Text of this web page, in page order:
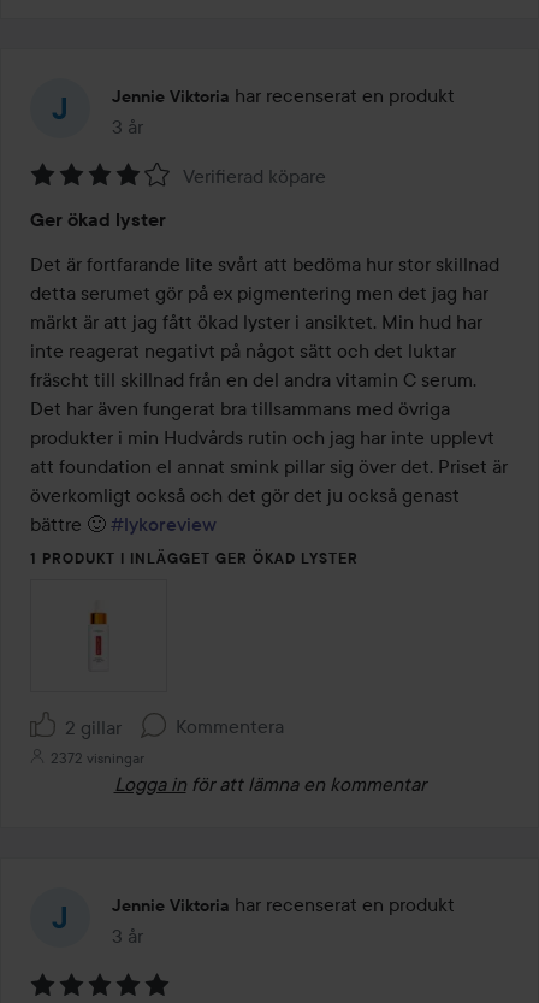
Jennie Viktoria har recenserat en produkt
3 år
Inlägget skapades 3 år
4
av
5
Verifierad köpare
Ger ökad lyster
Det är fortfarande lite svårt att bedöma hur stor skillnad
detta serumet gör på ex pigmentering men det jag har
märkt är att jag fått ökad lyster i ansiktet. Min hud har
inte reagerat negativt på något sätt och det luktar
fräscht till skillnad från en del andra vitamin C serum.
Det har även fungerat bra tillsammans med övriga
produkter i min Hudvårds rutin och jag har inte upplevt
att foundation el annat smink pillar sig över det. Priset är
överkomligt också och det gör det ju också genast
bättre 🙂 #lykoreview
1 PRODUKT I INLÄGGET GER ÖKAD LYSTER
2 gillar Kommentera
2372 visningar
Logga in för att lämna en kommentar
Jennie Viktoria har recenserat en produkt
3 år
Inlägget skapades 3 år